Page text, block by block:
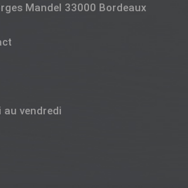
Mandel 33000 Bordeaux
vendredi